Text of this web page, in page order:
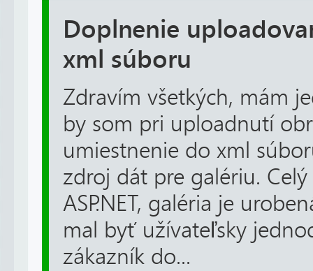
Doplnenie
xml súboru
Zdravím všetkých, mám
by som pri uploadnutí
umiestnenie do xml
zdroj dát pre galériu.
ASP.NET, galéria je
mal byť užívateľsky
zákazník do...